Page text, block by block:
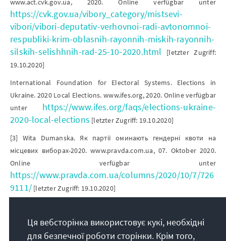
www.act.cvk.gov.ua, 2020. Online verfügbar unter
https://cvk.gov.ua/vibory_category/mistsevi-
vibori/vibori-deputativ-verhovnoi-radi-avtonomnoi-
respubliki-krim-oblasnih-rayonnih-miskih-rayonnih-
silskih-selishhnih-rad-25-10-2020.html [letzter Zugriff:
19.10.2020]
International Foundation for Electoral Systems. Elections in
Ukraine. 2020 Local Elections. www.ifes.org, 2020. Online verfügbar
unter https://www.ifes.org/faqs/elections-ukraine-
2020-local-elections [letzter Zugriff: 19.10.2020]
[3] Wita Dumanska. Як партії оминають гендерні квоти на
місцевих виборах-2020. www.pravda.com.ua, 07. Oktober 2020.
Online verfügbar unter
https://www.pravda.com.ua/columns/2020/10/7/726
9111/ [letzter Zugriff: 19.10.2020]
www.prostir.ua, 30. Juli 2020. Online verfügbar unter
https://www.prostir.ua/?focus=mistse-zhinky-v-
Ця вебсторінка використовує кукі, необхідні
для безпечної роботи сторінки. Крім того,